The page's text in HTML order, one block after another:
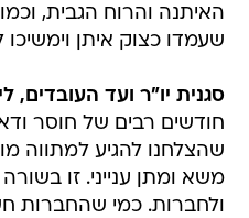
האיתנה והרוח הגבית,
שעמדו כצוק איתן
סגנית יו"ר ועד העובדים,
חודשים רבים של חוסר
שהצלחנו להגיע למתווה
משא ומתן ענייני. זו
ולחברות. כמי שהחברות